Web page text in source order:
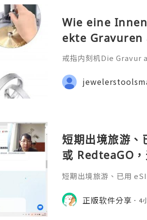
Wie eine
ekte
戒指内刻机Die
iche Botschaft, die
nderen Satz oder ein
短期出境旅游
或 RedteaGO
码 + 通话短信”
餐）。长
短期出境旅游、已用
络）：优先 RedteaGO
公数字游民，或手机不
正版软件分享 4